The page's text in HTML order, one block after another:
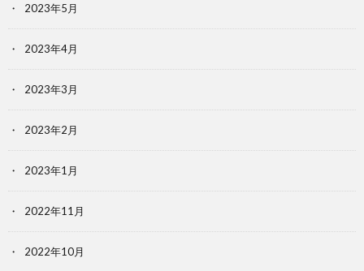
2023年5月
2023年4月
2023年3月
2023年2月
2023年1月
2022年11月
2022年10月